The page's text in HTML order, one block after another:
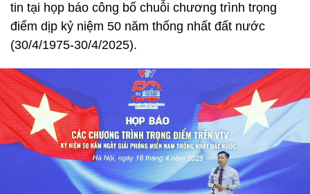
tin tại họp báo công bố chuỗi chương trình trọng
điểm dịp kỷ niệm 50 năm thống nhất đất nước
(30/4/1975-30/4/2025).